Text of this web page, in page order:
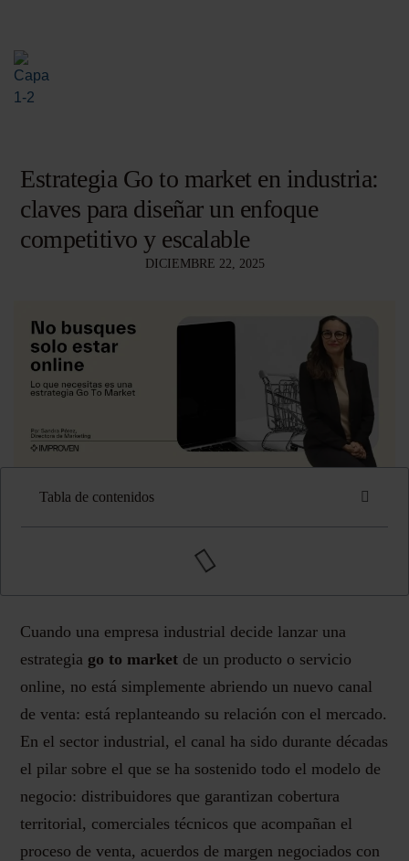
Estrategia Go to market en industria:
claves para diseñar un enfoque
competitivo y escalable
DICIEMBRE 22, 2025
Tabla de contenidos
Cuando una empresa industrial decide lanzar una
estrategia go to market de un producto o servicio
online, no está simplemente abriendo un nuevo canal
de venta: está replanteando su relación con el mercado.
En el sector industrial, el canal ha sido durante décadas
el pilar sobre el que se ha sostenido todo el modelo de
negocio: distribuidores que garantizan cobertura
territorial, comerciales técnicos que acompañan el
proceso de venta, acuerdos de margen negociados con